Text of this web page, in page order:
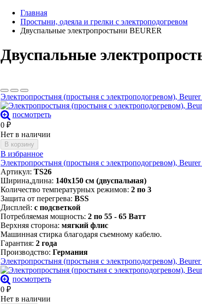
Главная
Простыни, одеяла и грелки с электроподогревом
Двуспальные электропростыни BEURER
Двуспальные
Электропростыня (простыня с электроподогревом),
посмотреть
0 ₽
Нет в наличии
В корзину
В избранное
Электропростыня (простыня с электроподогревом),
Артикул: TS26
Ширина,длина: 140х150 см (двуспальная)
Количество температурных режимов: 2 по 3
Защита от перегрева: BSS
Дисплей: с подсветкой
Потребляемая мощность: 2 по 55 - 65 Ватт
Верхняя сторона: мягкий флис
Машинная стирка благодаря съемному кабелю.
Гарантия: 2 года
Производство: Германия
Электропростыня (простыня с электроподогревом),
посмотреть
0 ₽
Нет в наличии